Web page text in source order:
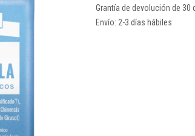
Grantía de devolución de 30
Envío: 2-3 días hábiles